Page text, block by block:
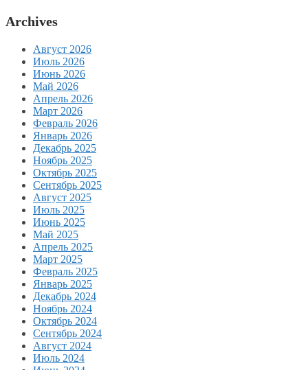
Archives
Август 2026
Июль 2026
Июнь 2026
Май 2026
Апрель 2026
Март 2026
Февраль 2026
Январь 2026
Декабрь 2025
Ноябрь 2025
Октябрь 2025
Сентябрь 2025
Август 2025
Июль 2025
Июнь 2025
Май 2025
Апрель 2025
Март 2025
Февраль 2025
Январь 2025
Декабрь 2024
Ноябрь 2024
Октябрь 2024
Сентябрь 2024
Август 2024
Июль 2024